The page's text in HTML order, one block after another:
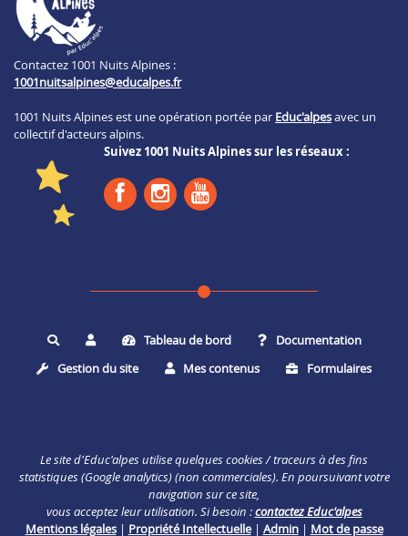
Contactez 1001 Nuits Alpines :
1001nuitsalpines@educalpes.fr
1001 Nuits Alpines est une opération portée par Educ'alpesavec un
collectif d'acteurs alpins.
Suivez 1001 Nuits Alpines sur les réseaux :
Rechercher Tableau de bord
Documentation
Gestion du site
Mes contenus Formulaires
Le site d'Educ'alpes utilise quelques cookies / traceurs à des fins
statistiques (Google analytics) (non commerciales). En poursuivant votre
navigation sur ce site,
vous acceptez leur utilisation. Si besoin :contactez Educ'alpes
Mentions légales| Propriété Intellectuelle| Admin| Mot de passe